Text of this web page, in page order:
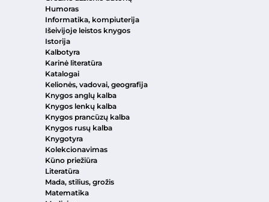
Humoras
Informatika, kompiuterija
Išeivijoje leistos knygos
Istorija
Kalbotyra
Karinė literatūra
Katalogai
Kelionės, vadovai, geografija
Knygos anglų kalba
Knygos lenkų kalba
Knygos prancūzų kalba
Knygos rusų kalba
Knygotyra
Kolekcionavimas
Kūno priežiūra
Literatūra
Mada, stilius, grožis
Matematika